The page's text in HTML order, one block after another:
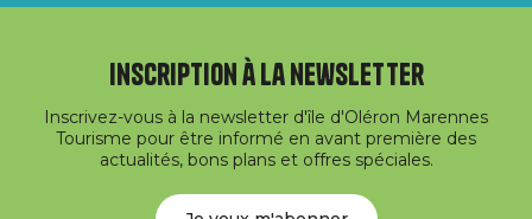
Inscription à la newsletter
Inscrivez-vous à la newsletter d'île d'Oléron Marennes
Tourisme pour être informé en avant première des
actualités, bons plans et offres spéciales.